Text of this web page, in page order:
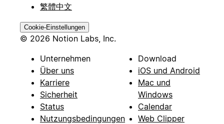
繁體中文
Cookie-Einstellungen
© 2026 Notion Labs, Inc.
Unternehmen
Über uns
Karriere
Sicherheit
Status
Nutzungsbedingungen
Download
iOS und Android
Mac und
Windows
Calendar
Web Clipper